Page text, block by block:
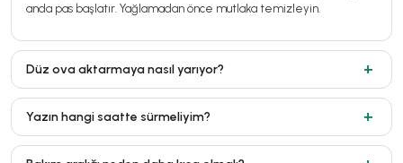
anda pas başlatır. Yağlamadan önce mutlaka temizleyin.
Düz ova aktarmaya nasıl yarıyor?
Yazın hangi saatte sürmeliyim?